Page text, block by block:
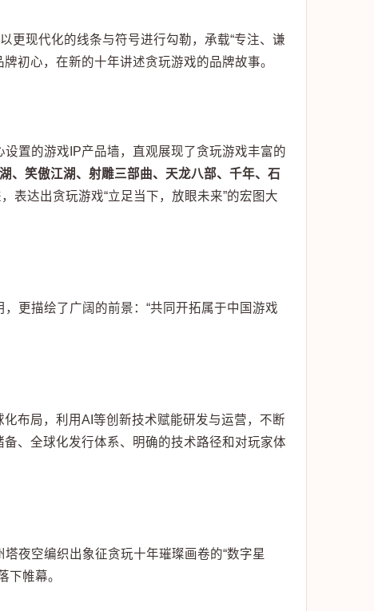
更现代化的线条与符号进行勾勒，承载“专注、谦
初心，在新的十年讲述贪玩游戏的品牌故事。
置的游戏IP产品墙，直观展现了贪玩游戏丰富的
、笑傲江湖、射雕三部曲、天龙八部、千年、石
表达出贪玩游戏“立足当下，放眼未来”的宏图大
更描绘了广阔的前景：“共同开拓属于中国游戏
布局，利用AI等创新技术赋能研发与运营，不断
、全球化发行体系、明确的技术路径和对玩家体
夜空编织出象征贪玩十年璀璨画卷的“数字星
下帷幕。